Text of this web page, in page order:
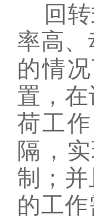
回转
率高
的情
置，
荷工
隔，
制；
的工